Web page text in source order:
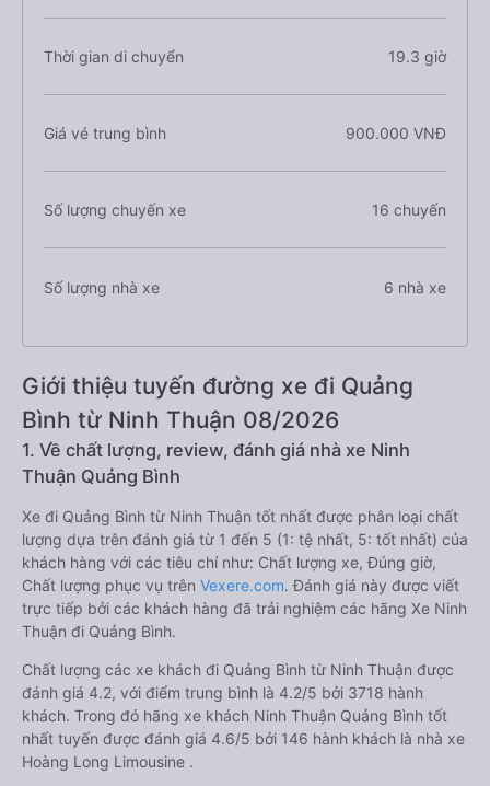
Thời gian di chuyển 19.3 giờ
Giá vé trung bình 900.000 VNĐ
Số lượng chuyến xe 16 chuyến
Số lượng nhà xe 6 nhà xe
Giới thiệu tuyến đường xe đi Quảng
Bình từ Ninh Thuận 08/2026
1. Về chất lượng, review, đánh giá nhà xe Ninh
Thuận Quảng Bình
Xe đi Quảng Bình từ Ninh Thuận tốt nhất được phân loại chất
lượng dựa trên đánh giá từ 1 đến 5 (1: tệ nhất, 5: tốt nhất) của
khách hàng với các tiêu chí như: Chất lượng xe, Đúng giờ,
Chất lượng phục vụ trên Vexere.com. Đánh giá này được viết
trực tiếp bởi các khách hàng đã trải nghiệm các hãng Xe Ninh
Thuận đi Quảng Bình.
Chất lượng các xe khách đi Quảng Bình từ Ninh Thuận được
đánh giá 4.2, với điểm trung bình là 4.2/5 bởi 3718 hành
khách. Trong đó hãng xe khách Ninh Thuận Quảng Bình tốt
nhất tuyến được đánh giá 4.6/5 bởi 146 hành khách là nhà xe
Hoàng Long Limousine .